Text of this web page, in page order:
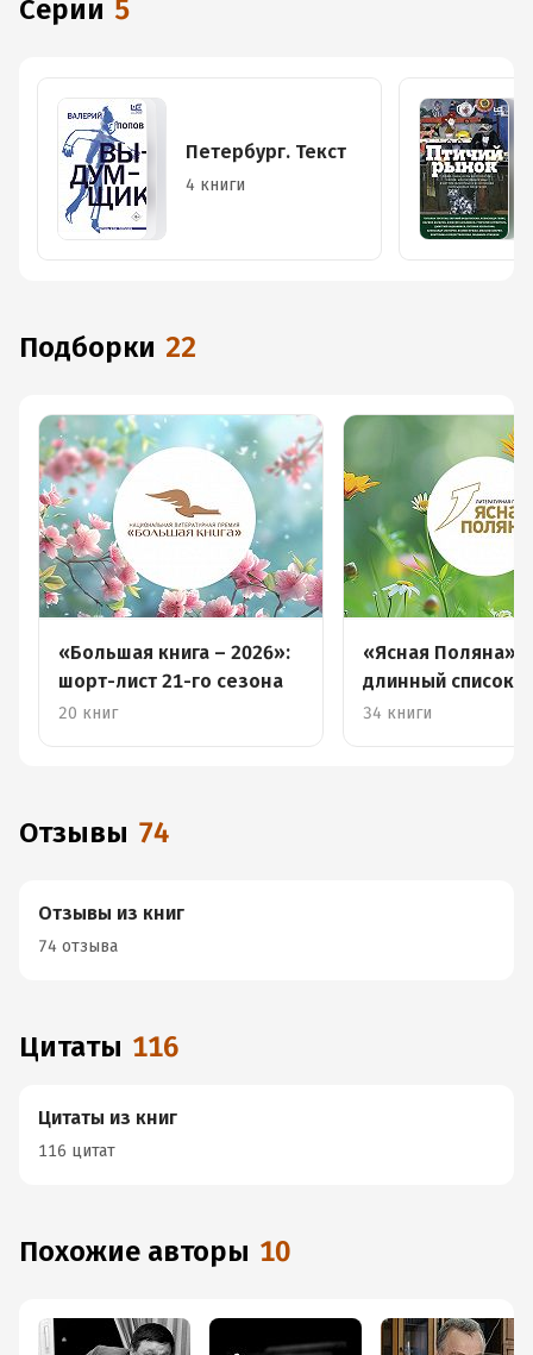
Серии 5
Петербург. Текст
4 книги
Подборки 22
«Большая книга – 2026»:
шорт-лист 21-го сезона
20 книг
«Ясная Поляна»
длинный список
российской прозы
34 книги
Отзывы 74
Отзывы из книг
74 отзыва
Цитаты 116
Цитаты из книг
116 цитат
Похожие авторы 10